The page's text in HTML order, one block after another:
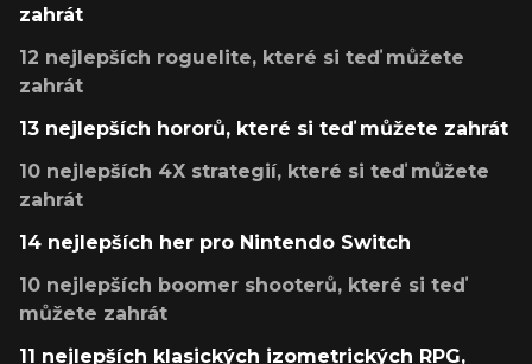
zahrát
12 nejlepších roguelite, které si teď můžete
zahrát
13 nejlepších hororů, které si teď můžete zahrát
10 nejlepších 4X strategií, které si teď můžete
zahrát
14 nejlepších her pro Nintendo Switch
10 nejlepších boomer shooterů, které si teď
můžete zahrát
11 nejlepších klasických izometrických RPG,